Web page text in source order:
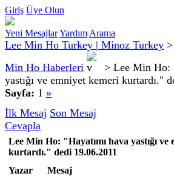
Giriş Üye Olun
Yeni MesajlarYardım Arama
Lee Min Ho Turkey | Minoz Turkey >
Min Ho Haberleri
> Lee Min Ho:
yastığı ve emniyet kemeri kurtardı."
Sayfa: 1 »
İlk Mesaj Son Mesaj
Cevapla
Lee Min Ho: "Hayatımı hava yastığı ve
kurtardı." dedi 19.06.2011
Yazar
Mesaj